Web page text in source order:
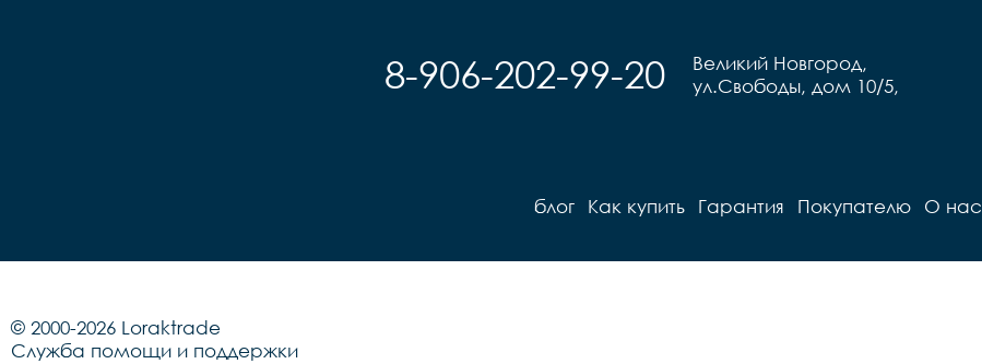
Великий Новгород,
ул.Свободы, дом 10/5,
8-906-202-99-20
блог Как купить Гарантия Покупателю О нас
© 2000-2026 Loraktrade
Служба помощи и поддержки